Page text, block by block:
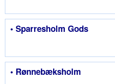
• Sparresholm Gods
• Rønnebæksholm